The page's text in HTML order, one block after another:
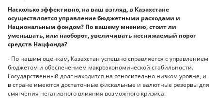
Насколько эффективно, на ваш взгляд, в Казахстане
осуществляется управление бюджетными расходами и
Национальным фондом? По вашему мнению, стоит ли
уменьшать, или наоборот, увеличивать неснижаемый порог
средств Нацфонда?
- По нашим оценкам, Казахстан успешно справляется с управлением
бюджетом и обеспечением макроэкономической стабильности.
Государственный долг находится на относительно низком уровне, и
в стране имеются достаточные фискальные и валютные резервы для
смягчения негативного влияния возможного кризиса.